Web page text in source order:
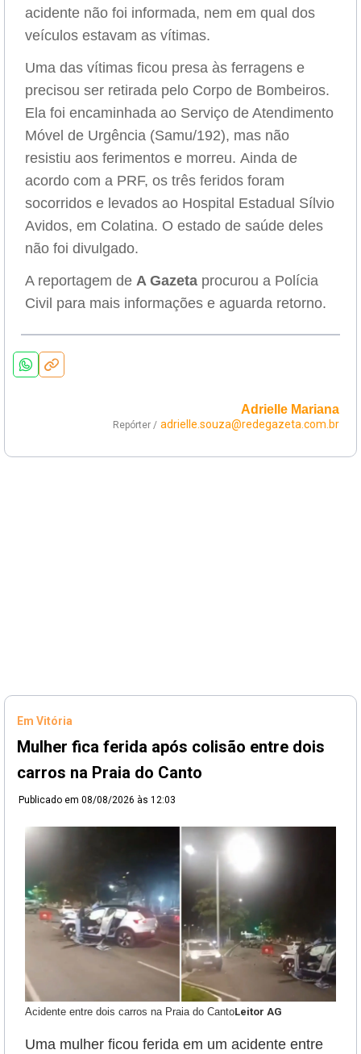
acidente não foi informada, nem em qual dos
veículos estavam as vítimas.
Uma das vítimas ficou presa às ferragens e
precisou ser retirada pelo Corpo de Bombeiros.
Ela foi encaminhada ao Serviço de Atendimento
Móvel de Urgência (Samu/192), mas não
resistiu aos ferimentos e morreu. Ainda de
acordo com a PRF, os três feridos foram
socorridos e levados ao Hospital Estadual Sílvio
Avidos, em Colatina. O estado de saúde deles
não foi divulgado.
A reportagem de A Gazeta procurou a Polícia
Civil para mais informações e aguarda retorno.
Adrielle Mariana
Repórter / adrielle.souza@redegazeta.com.br
Em Vitória
Mulher fica ferida após colisão entre dois
carros na Praia do Canto
Publicado em 08/08/2026 às 12:03
Acidente entre dois carros na Praia do CantoLeitor AG
Uma mulher ficou ferida em um acidente entre